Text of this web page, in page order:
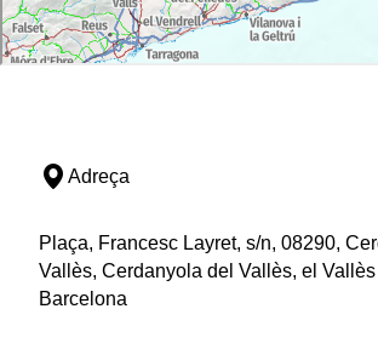
Adreça
Plaça, Francesc Layret, s/n, 08290,
Vallès, Cerdanyola del Vallès, el
Barcelona